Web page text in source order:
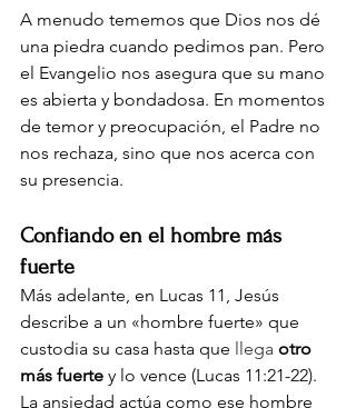
A menudo tememos que Dios nos dé
una piedra cuando pedimos pan. Pero
el Evangelio nos asegura que su mano
es abierta y bondadosa. En momentos
de temor y preocupación, el Padre no
nos rechaza, sino que nos acerca con
su presencia.
Confiando en el hombre más
fuerte
Más adelante, en Lucas 11, Jesús
describe a un «hombre fuerte» que
custodia su casa hasta que llega otro
más fuerte y lo vence (Lucas 11:21-22).
La ansiedad actúa como ese hombre